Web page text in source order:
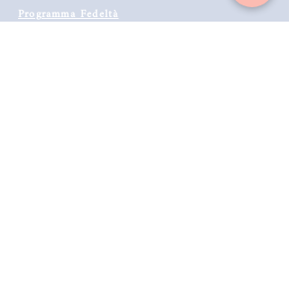
Programma Fedeltà